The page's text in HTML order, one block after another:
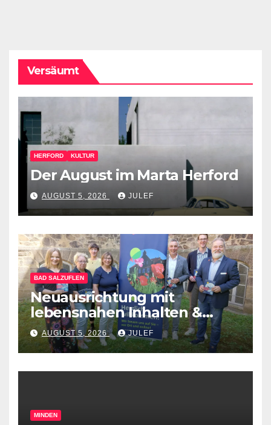
Versäumt
HERFORD KULTUR
Der August im Marta Herford
AUGUST 5, 2026 JULEF
BAD SALZUFLEN
Neuausrichtung mit
lebensnahen Inhalten &
diversen Mitmachformaten –
vhs Bad Salzuflen stellt
neues Herbst-&
Winterprogramm vor
AUGUST 5, 2026 JULEF
MINDEN